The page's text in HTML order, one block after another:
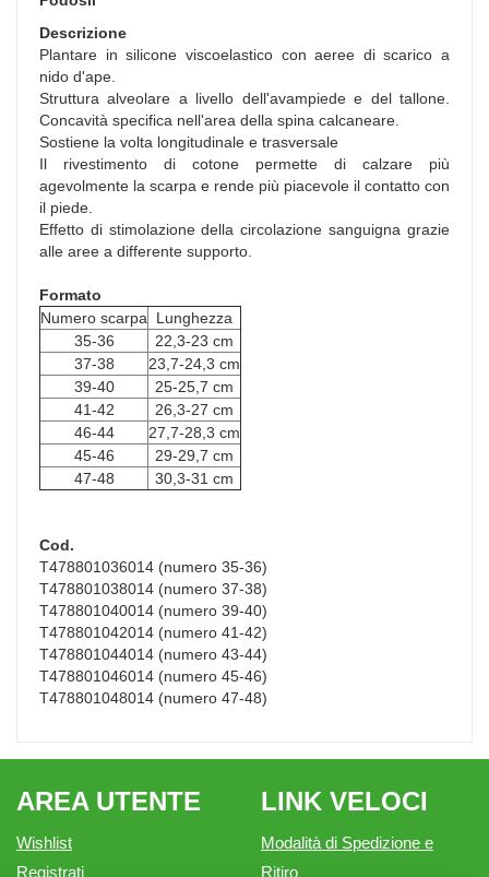
Descrizione
Plantare in silicone viscoelastico con aeree di scarico a
nido d'ape.
Struttura alveolare a livello dell'avampiede e del tallone.
Concavità specifica nell'area della spina calcaneare.
Sostiene la volta longitudinale e trasversale
Il rivestimento di cotone permette di calzare più
agevolmente la scarpa e rende più piacevole il contatto con
il piede.
Effetto di stimolazione della circolazione sanguigna grazie
alle aree a differente supporto.
Formato
Numero scarpa
Lunghezza
35-36
22,3-23 cm
37-38
23,7-24,3 cm
39-40
25-25,7 cm
41-42
26,3-27 cm
46-44
27,7-28,3 cm
45-46
29-29,7 cm
47-48
30,3-31 cm
Cod.
T478801036014 (numero 35-36)
T478801038014 (numero 37-38)
T478801040014 (numero 39-40)
T478801042014 (numero 41-42)
T478801044014 (numero 43-44)
T478801046014 (numero 45-46)
T478801048014 (numero 47-48)
AREA UTENTE
Wishlist
Registrati
LINK VELOCI
Modalità di Spedizione e
Ritiro